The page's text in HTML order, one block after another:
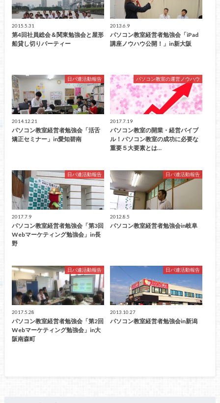
2015.5.31
第4回社員総会＆関東勉強会と屋形
船貸し切りパーティー
2013.6.9
パソコン教室経営者勉強会「iPad
講座ノウハウ公開！」in新大阪
日パ連活動報告
2014.12.21
パソコン教室経営者勉強会「活舌
矯正セミナー」in愛知碧南
パソコン教室の運営ノウハウ
2017.7.19
パソコン教室の開業・経営バイブ
ル！パソコン教室の成功に必要な
重要５大要素とは…
日パ連活動報告
2017.7.9
パソコン教室経営者勉強会「第3回
Webマーケティング勉強会」in長
野
日パ連活動報告
2012.8.5
パソコン教室経営者勉強会in岐阜
日パ連活動報告
2017.5.28
パソコン教室経営者勉強会「第2回
Webマーケティング勉強会」in大
阪南森町
日パ連活動報告
2013.10.27
パソコン教室経営者勉強会in新潟